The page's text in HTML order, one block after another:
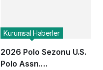
2026 Polo Sezonu U.S.
Polo Assn.
Kurumsal Haberler